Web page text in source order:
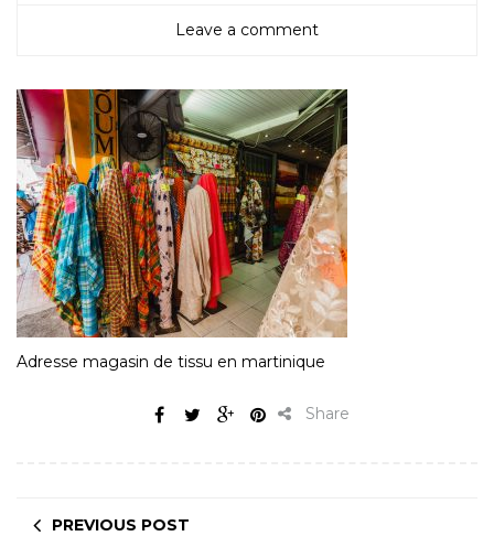
Leave a comment
Adresse magasin de tissu en martinique
Share
PREVIOUS POST